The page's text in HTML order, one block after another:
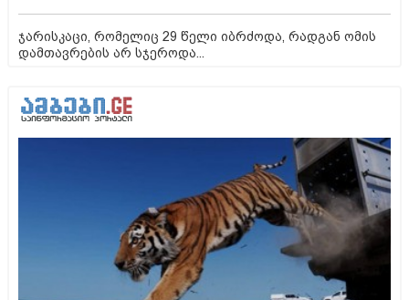
ჯარისკაცი, რომელიც 29 წელი იბრძოდა, რადგან ომის
დამთავრების არ სჯეროდა...